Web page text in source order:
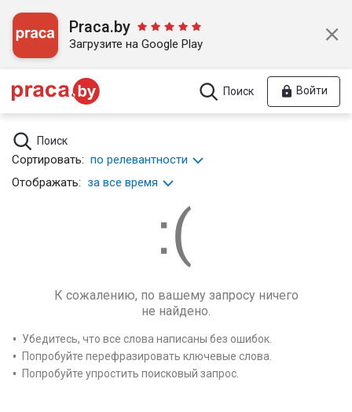
Praca.by
Загрузите на Google Play
Поиск Войти
Поиск
Сортировать: по релевантности
Отображать: за все время
К сожалению, по вашему запросу ничего
не найдено.
Убедитесь, что все слова написаны без ошибок.
Попробуйте перефразировать ключевые слова.
Попробуйте упростить поисковый запрос.